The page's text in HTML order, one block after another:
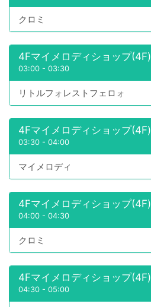
クロミ
4Fマイメロディショップ(4F)
03:00 - 03:30
リトルフォレストフェロォ
4Fマイメロディショップ(4F)
03:30 - 04:00
マイメロディ
4Fマイメロディショップ(4F)
04:00 - 04:30
クロミ
4Fマイメロディショップ(4F)
04:30 - 05:00